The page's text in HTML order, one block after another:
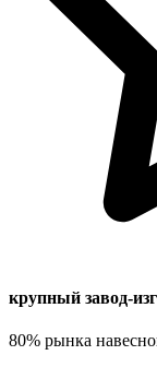
крупный завод-
80% рынка